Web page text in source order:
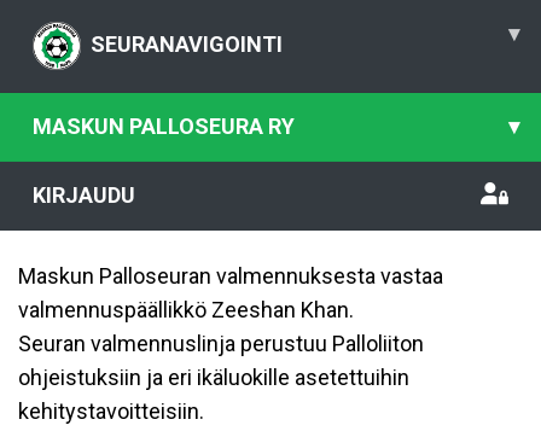
SEURANAVIGOINTI ▾
MASKUN PALLOSEURA RY ▾
KIRJAUDU
Maskun Palloseuran valmennuksesta vastaa
valmennuspäällikkö Zeeshan Khan.
Seuran valmennuslinja perustuu Palloliiton
ohjeistuksiin ja eri ikäluokille asetettuihin
kehitystavoitteisiin.